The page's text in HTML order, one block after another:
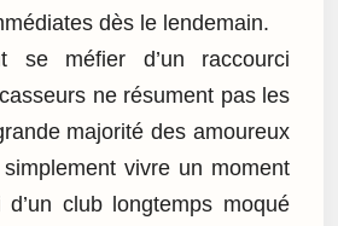
dès le lendemain.
se méfier d’un raccourci
ne résument pas les
majorité des amoureux
vivre un moment
d’un club longtemps moqué